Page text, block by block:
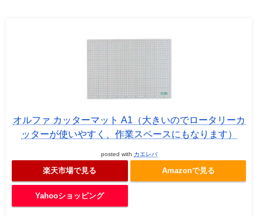
オルファ カッターマット A1（大きいのでロータリーカ
ッターが使いやすく、作業スペースにもなります）
posted with カエレバ
楽天市場で見る Amazonで見る
Yahooショッピング